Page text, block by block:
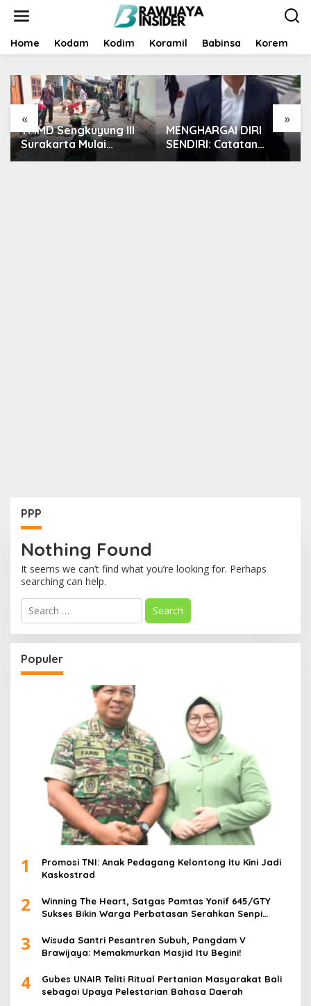
t
Home Kodam Kodim Koramil Babinsa Korem
« »
TMMD Sengkuyung III
Surakarta Mulai
Pavingisasi Jalan 97
MENGHARGAI DIRI
SENDIRI: Catatan
Subuh dari Bentangan
PPP
Nothing Found
It seems we can’t find what you’re looking for. Perhaps
searching can help.
S
r
c
h
f
Populer
1
Promosi TNI: Anak Pedagang Kelontong itu Kini Jadi
Kaskostrad
2
Winning The Heart, Satgas Pamtas Yonif 645/GTY
Sukses Bikin Warga Perbatasan Serahkan Senpi
3
Wisuda Santri Pesantren Subuh, Pangdam V
Brawijaya: Memakmurkan Masjid Itu Begini!
4
Gubes UNAIR Teliti Ritual Pertanian Masyarakat Bali
sebagai Upaya Pelestarian Bahasa Daerah